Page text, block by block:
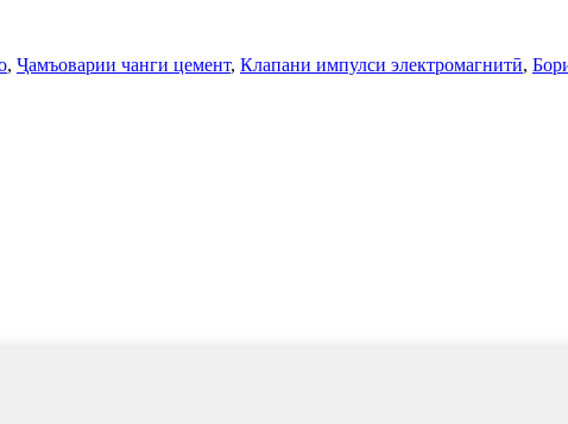
, Ҷамъоварии чанги цемент, Клапани импулси электромагнитӣ,